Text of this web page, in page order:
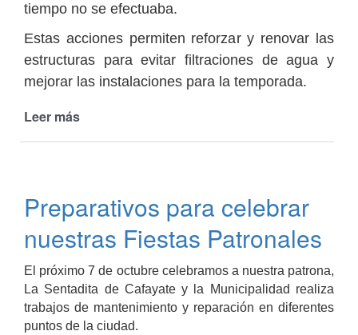
tiempo no se efectuaba.
Estas acciones permiten reforzar y renovar las
estructuras para evitar filtraciones de agua y
mejorar las instalaciones para la temporada.
Leer más
el
Balneario
Municipal
Preparativos para celebrar
nuestras Fiestas Patronales
El próximo 7 de octubre celebramos a nuestra patrona,
La Sentadita de Cafayate y la Municipalidad realiza
trabajos de mantenimiento y reparación en diferentes
puntos de la ciudad.